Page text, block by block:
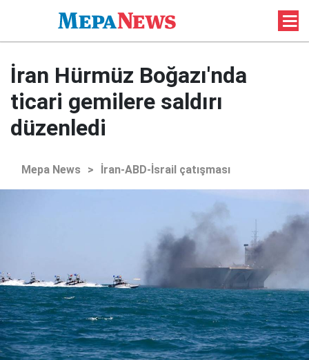
İran Hürmüz Boğazı'nda
ticari gemilere saldırı
düzenledi
Mepa News > İran-ABD-İsrail çatışması